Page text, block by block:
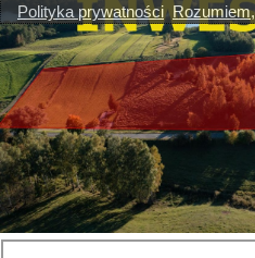
Polityka prywatności